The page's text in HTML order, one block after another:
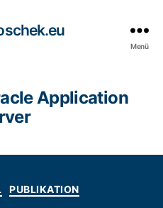
Menü
Application
Kategorien
PUBLIKATION